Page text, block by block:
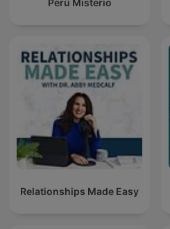
Perú Misterio
Relationships Made Easy